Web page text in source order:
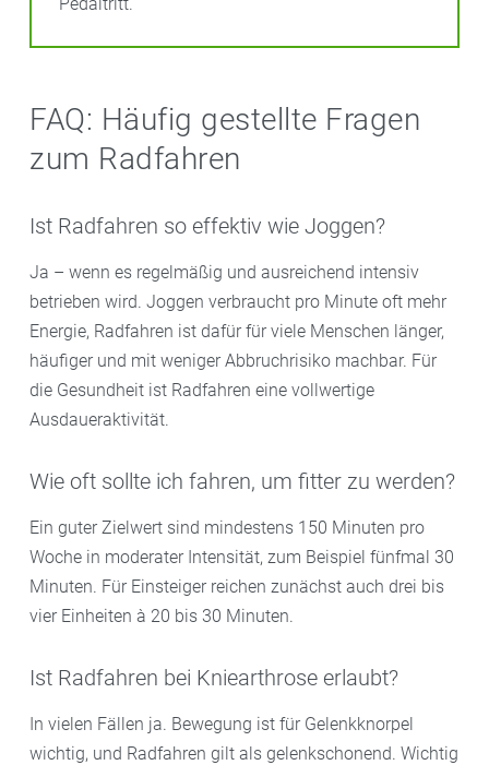
FAQ: Häufig gestellte Fragen
zum Radfahren
Ist Radfahren so effektiv wie Joggen?
Ja – wenn es regelmäßig und ausreichend intensiv
betrieben wird. Joggen verbraucht pro Minute oft mehr
Energie, Radfahren ist dafür für viele Menschen länger,
häufiger und mit weniger Abbruchrisiko machbar. Für
die Gesundheit ist Radfahren eine vollwertige
Ausdaueraktivität.
Wie oft sollte ich fahren, um fitter zu werden?
Ein guter Zielwert sind mindestens 150 Minuten pro
Woche in moderater Intensität, zum Beispiel fünfmal 30
Minuten. Für Einsteiger reichen zunächst auch drei bis
vier Einheiten à 20 bis 30 Minuten.
Ist Radfahren bei Kniearthrose erlaubt?
In vielen Fällen ja. Bewegung ist für Gelenkknorpel
wichtig, und Radfahren gilt als gelenkschonend. Wichtig